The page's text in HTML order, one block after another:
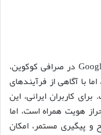
از دست دادن دسترسی به Google Authenticator در صرافی کوکوین،
با آگاهی از فرآیندهای
کاربران ایرانی، این
هویت همراه است، اما
و پیگیری مستمر، امکان